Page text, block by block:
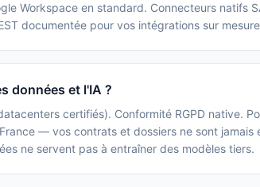
Workspace en standard. Connecteurs natifs
documentée pour vos intégrations sur
données et l'IA ?
certifiés). Conformité RGPD native.
— vos contrats et dossiers ne sont jamais
ne servent pas à entraîner des modèles tiers.